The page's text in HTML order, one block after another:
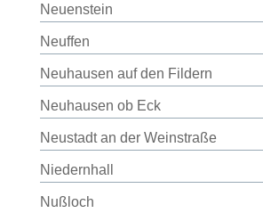
Neuenstein
Neuffen
Neuhausen auf den Fildern
Neuhausen ob Eck
Neustadt an der Weinstraße
Niedernhall
Nußloch